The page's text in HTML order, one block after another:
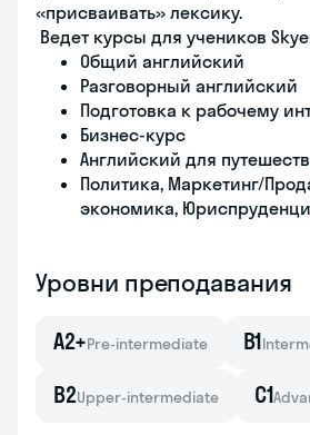
«присваивать» лексику.
Ведет курсы для учеников
Общий английский
Разговорный английский
Подготовка к рабочему
Бизнес-курс
Английский для
Политика, Маркетинг/
экономика,
Уровни преподавания
A2+Pre-intermediate B1
B2Upper-intermediate C1